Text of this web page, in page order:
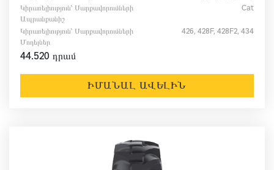
Կիրառելիություն՝ Սարքավորումների
Ապրանքանիշ
Cat
Կիրառելիություն՝ Սարքավորումների
Մոդելներ
426, 428F, 428F2, 434
44.520 դրամ
ԻՄԱՆԱԼ ԱՎԵԼԻՆ